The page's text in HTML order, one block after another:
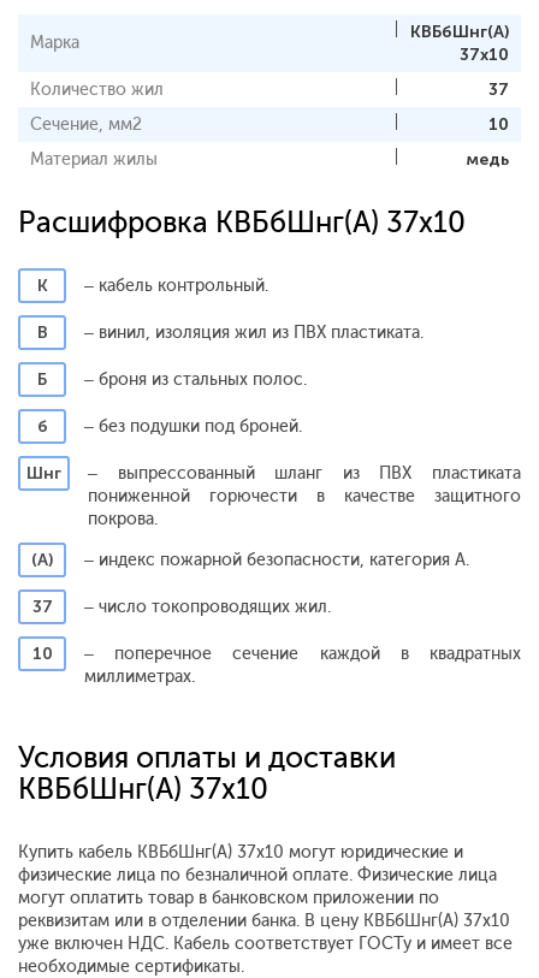
Марка
КВБбШнг(А)
37х10
Количество жил
37
Сечение, мм2
10
Материал жилы
медь
Расшифровка КВБбШнг(А) 37х10
К – кабель контрольный.
В – винил, изоляция жил из ПВХ пластиката.
Б – броня из стальных полос.
б – без подушки под броней.
Шнг
– выпрессованный шланг из ПВХ пластиката
пониженной горючести в качестве защитного
покрова.
(А)
– индекс пожарной безопасности, категория А.
37 – число токопроводящих жил.
10
– поперечное сечение каждой в квадратных
миллиметрах.
Условия оплаты и доставки
КВБбШнг(А) 37х10
Купить кабель КВБбШнг(А) 37х10 могут юридические и
физические лица по безналичной оплате. Физические лица
могут оплатить товар в банковском приложении по
реквизитам или в отделении банка. В цену КВБбШнг(А) 37х10
уже включен НДС. Кабель соответствует ГОСТу и имеет все
необходимые сертификаты.